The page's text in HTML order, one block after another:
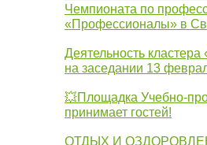
Чемпионата по
«Профессионалы» в
Деятельность
на заседании 13
💥Площадка Учебно-
принимает гостей!
ОТДЫХ И